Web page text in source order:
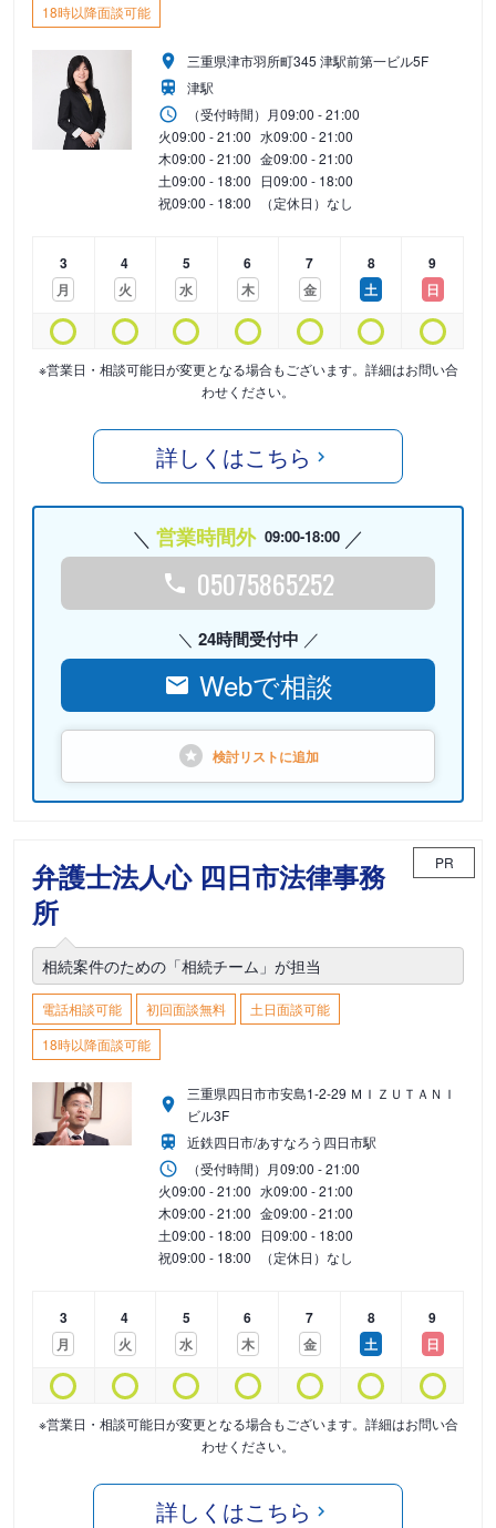
18時以降面談可能
三重県津市羽所町345 津駅前第一ビル5F
津駅
（受付時間） 月09:00 - 21:00
火09:00 - 21:00 水09:00 - 21:00
木09:00 - 21:00 金09:00 - 21:00
土09:00 - 18:00 日09:00 - 18:00
祝09:00 - 18:00 （定休日）なし
3
月
4
火
5
水
6
木
7
金
8
土
9
日
※営業日・相談可能日が変更となる場合もございます。詳細はお問い合
わせください。
詳しくはこちら
営業時間外 09:00-18:00
05075865252
24時間受付中
Webで相談
検討リストに追加
弁護士法人心 四日市法律事務
所
PR
相続案件のための「相続チーム」が担当
電話相談可能 初回面談無料
土日面談可能
18時以降面談可能
三重県四日市市安島1-2-29 ＭＩＺＵＴＡＮＩ
ビル3F
近鉄四日市/あすなろう四日市駅
（受付時間） 月09:00 - 21:00
火09:00 - 21:00 水09:00 - 21:00
木09:00 - 21:00 金09:00 - 21:00
土09:00 - 18:00 日09:00 - 18:00
祝09:00 - 18:00 （定休日）なし
3
月
4
火
5
水
6
木
7
金
8
土
9
日
※営業日・相談可能日が変更となる場合もございます。詳細はお問い合
わせください。
詳しくはこちら